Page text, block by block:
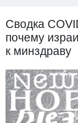
Сводка
почему
к минздраву